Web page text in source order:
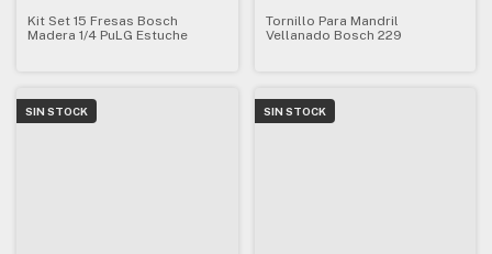
Kit Set 15 Fresas Bosch
Madera 1/4 PuLG Estuche
Tornillo Para Mandril
Vellanado Bosch 229
SIN STOCK SIN STOCK